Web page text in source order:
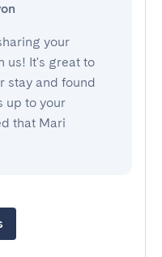
your
us! It's great to
stay and found
up to your
that Mari